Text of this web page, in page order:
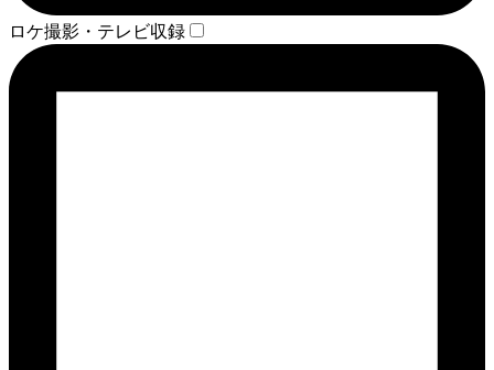
ロケ撮影・テレビ収録